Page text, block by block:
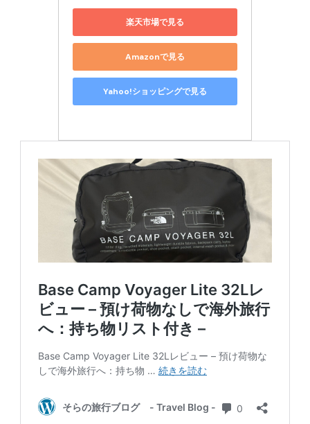
楽天市場で見る
Amazonで見る
Yahoo!ショッピングで見る